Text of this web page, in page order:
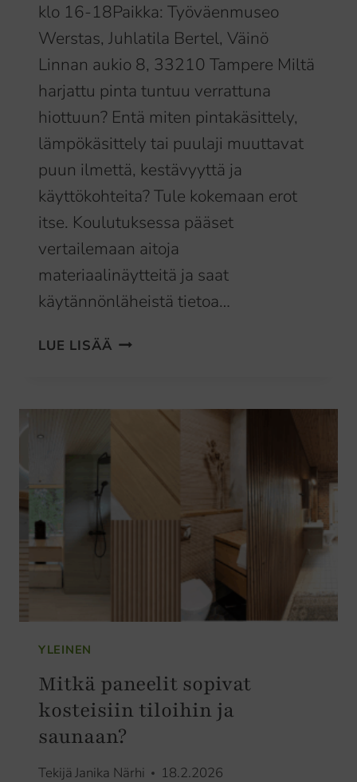
klo 16-18Paikka: Työväenmuseo
Werstas, Juhlatila Bertel, Väinö
Linnan aukio 8, 33210 Tampere Miltä
harjattu pinta tuntuu verrattuna
hiottuun? Entä miten pintakäsittely,
lämpökäsittely tai puulaji muuttavat
puun ilmettä, kestävyyttä ja
käyttökohteita? Tule kokemaan erot
itse. Koulutuksessa pääset
vertailemaan aitoja
materiaalinäytteitä ja saat
käytännönläheistä tietoa…
LUE LISÄÄ KOULUTUS
PINNAN
VAIKUTTAVAT
OMINAISUUKSIIN?
YLEINEN
Mitkä paneelit sopivat
kosteisiin tiloihin ja
saunaan?
TekijäJanika Närhi 18.2.2026